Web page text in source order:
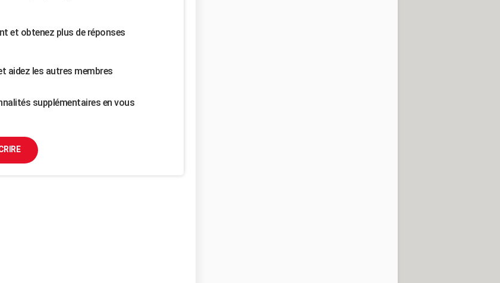
et obtenez plus de réponses
aidez les autres membres
supplémentaires en vous